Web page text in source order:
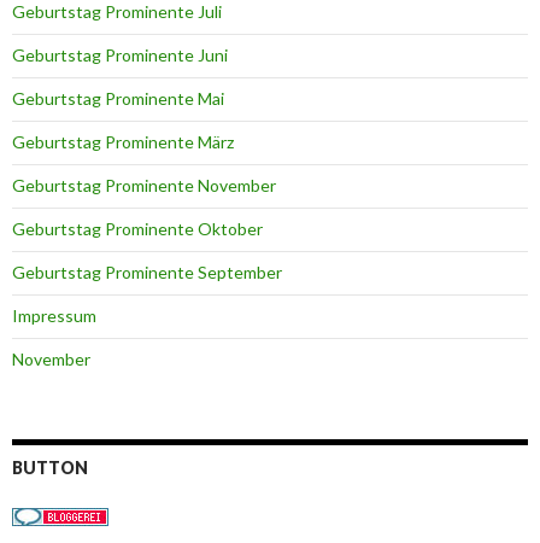
Geburtstag Prominente Juli
Geburtstag Prominente Juni
Geburtstag Prominente Mai
Geburtstag Prominente März
Geburtstag Prominente November
Geburtstag Prominente Oktober
Geburtstag Prominente September
Impressum
November
BUTTON